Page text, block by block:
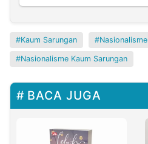
Kaum Sarungan Nasionalisme
Nasionalisme Kaum Sarungan
BACA JUGA